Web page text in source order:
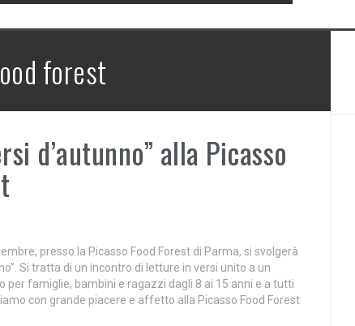
forest
d’autunno” alla Picasso
presso la Picasso Food Forest di Parma, si svolgerà
Si tratta di un incontro di letture in versi unito a un
per famiglie, bambini e ragazzi dagli 8 ai 15 anni e a tutti
con grande piacere e affetto alla Picasso Food Forest